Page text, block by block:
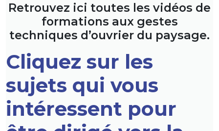
Retrouvez ici toutes les vidéos de
formations aux gestes
techniques d’ouvrier du paysage.
Cliquez sur les
sujets qui vous
intéressent pour